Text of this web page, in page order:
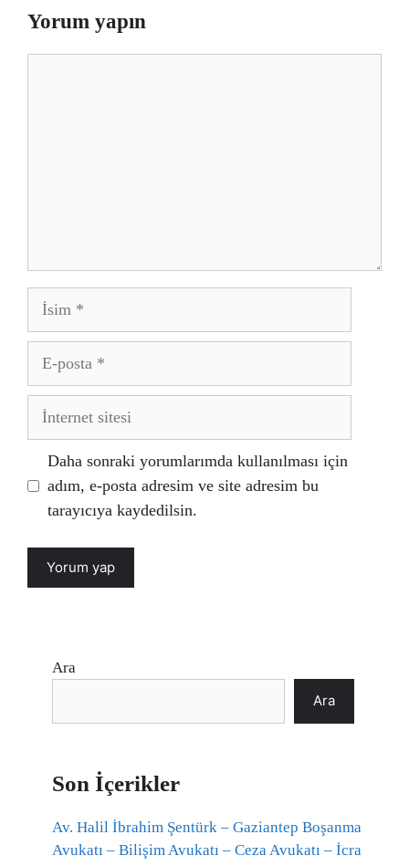
Yorum yapın
İsim
posta
İnternet
Daha sonraki yorumlarımda kullanılması için
adım, e-posta adresim ve site adresim bu
tarayıcıya kaydedilsin.
Ara
Ara
Son İçerikler
Av. Halil İbrahim Şentürk – Gaziantep Boşanma
Avukatı – Bilişim Avukatı – Ceza Avukatı – İcra